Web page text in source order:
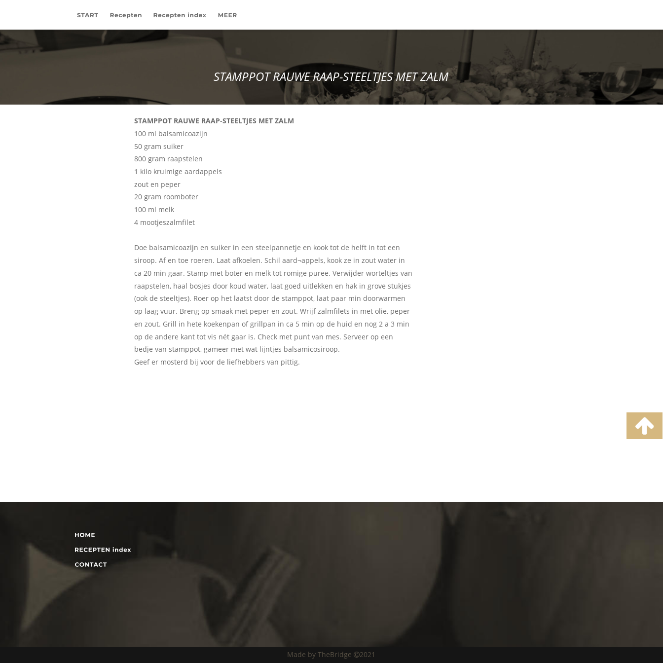
Made by TheBridge 2021
STAMPPOT RAUWE RAAP-STEELTJES MET ZALM
STAMPPOT RAUWE RAAP-STEELTJES MET ZALM
100 ml balsamicoazijn
50 gram suiker
800 gram raapstelen
1 kilo kruimige aardappels
zout en peper
20 gram roomboter
100 ml melk
4 mootjeszalmfilet
Doe balsamicoazijn en suiker in een steelpannetje en kook tot de helft in tot een
siroop. Af en toe roeren. Laat afkoelen. Schil aard¬appels, kook ze in zout water in
ca 20 min gaar. Stamp met boter en melk tot romige puree. Verwijder worteltjes van
raapstelen, haal bosjes door koud water, laat goed uitlekken en hak in grove stukjes
(ook de steeltjes). Roer op het laatst door de stamppot, laat paar min doorwarmen
op laag vuur. Breng op smaak met peper en zout. Wrijf zalmfilets in met olie, peper
en zout. Grill in hete koekenpan of grillpan in ca 5 min op de huid en nog 2 a 3 min
op de andere kant tot vis nét gaar is. Check met punt van mes. Serveer op een
bedje van stamppot, gameer met wat lijntjes balsamicosiroop.
Geef er mosterd bij voor de liefhebbers van pittig.